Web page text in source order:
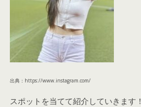
出典：https://www.instagram.com/
スポットを当てて紹介していきます！